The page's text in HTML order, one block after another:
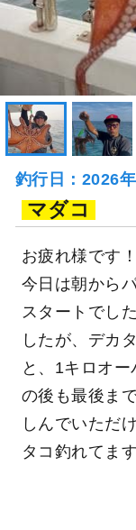
釣行日：2026
マダコ
お疲れ様です
今日は朝から
スタートでし
したが、デカ
と、1キロオ
の後も最後ま
しんでいただ
タコ釣れてま